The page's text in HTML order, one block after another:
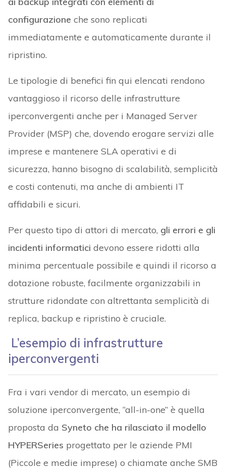
configurazione che sono replicati
immediatamente e automaticamente durante il
ripristino.
Le tipologie di benefici fin qui elencati rendono
vantaggioso il ricorso delle infrastrutture
iperconvergenti anche per i Managed Server
Provider (MSP) che, dovendo erogare servizi alle
imprese e mantenere SLA operativi e di
sicurezza, hanno bisogno di scalabilità, semplicità
e costi contenuti, ma anche di ambienti IT
affidabili e sicuri.
Per questo tipo di attori di mercato, gli errori e gli
incidenti informatici devono essere ridotti alla
minima percentuale possibile e quindi il ricorso a
dotazione robuste, facilmente organizzabili in
strutture ridondate con altrettanta semplicità di
replica, backup e ripristino è cruciale.
L’esempio di infrastrutture
iperconvergenti
Fra i vari vendor di mercato, un esempio di
soluzione iperconvergente, “all-in-one” è quella
proposta da Syneto che ha rilasciato il modello
HYPERSeries progettato per le aziende PMI
(Piccole e medie imprese) o chiamate anche SMB